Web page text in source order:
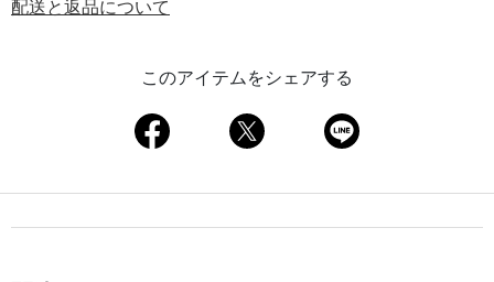
配送と返品について
このアイテムをシェアする